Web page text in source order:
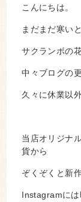
こんにちは。
まだまだ寒い
サクランボの
中々ブログの
久々に休業以
当店オリジナ
貨から
ぞくぞくと新
Instagramに